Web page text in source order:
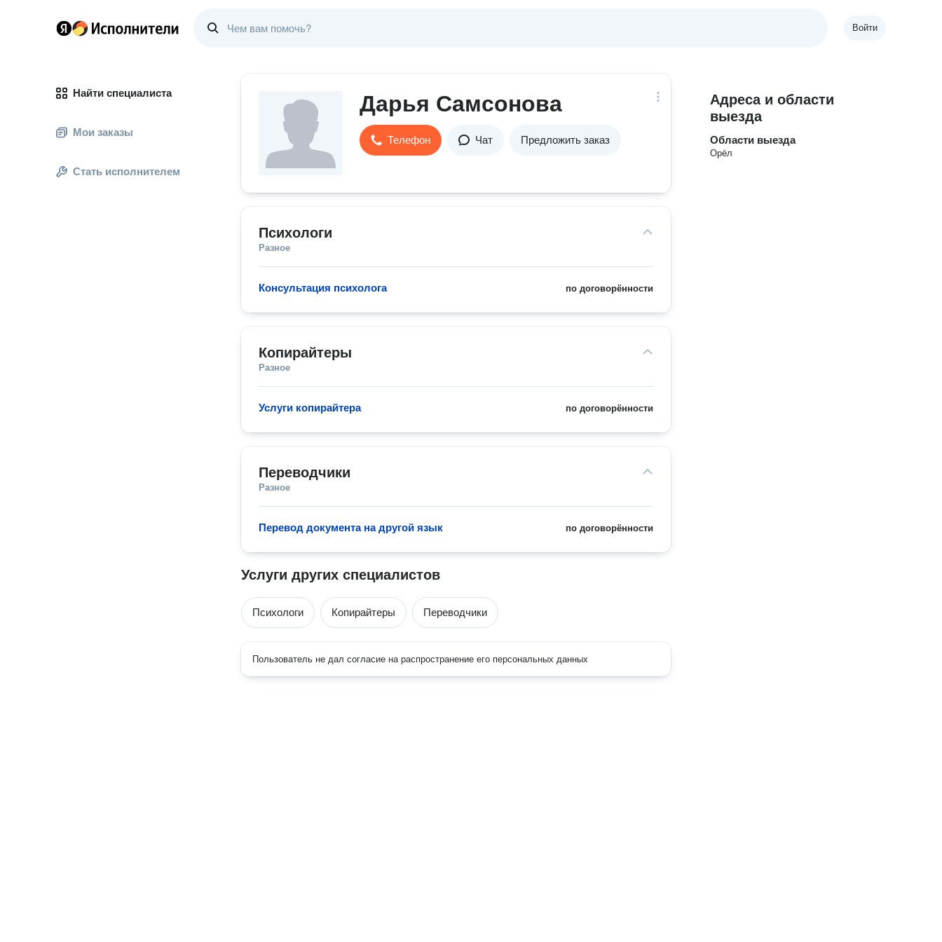
Войти
Найти специалиста
Мои заказы
Стать исполнителем
Дарья Самсонова
Телефон Чат Предложить заказ
Психологи
Разное
по договорённости
Консультация психолога
Копирайтеры
Разное
по договорённости
Услуги копирайтера
Переводчики
Разное
по договорённости
Перевод документа на другой язык
Услуги других специалистов
Психологи Копирайтеры Переводчики
Пользователь не дал согласие на распространение его персональных данных
Адреса и области
выезда
Области выезда
Орёл